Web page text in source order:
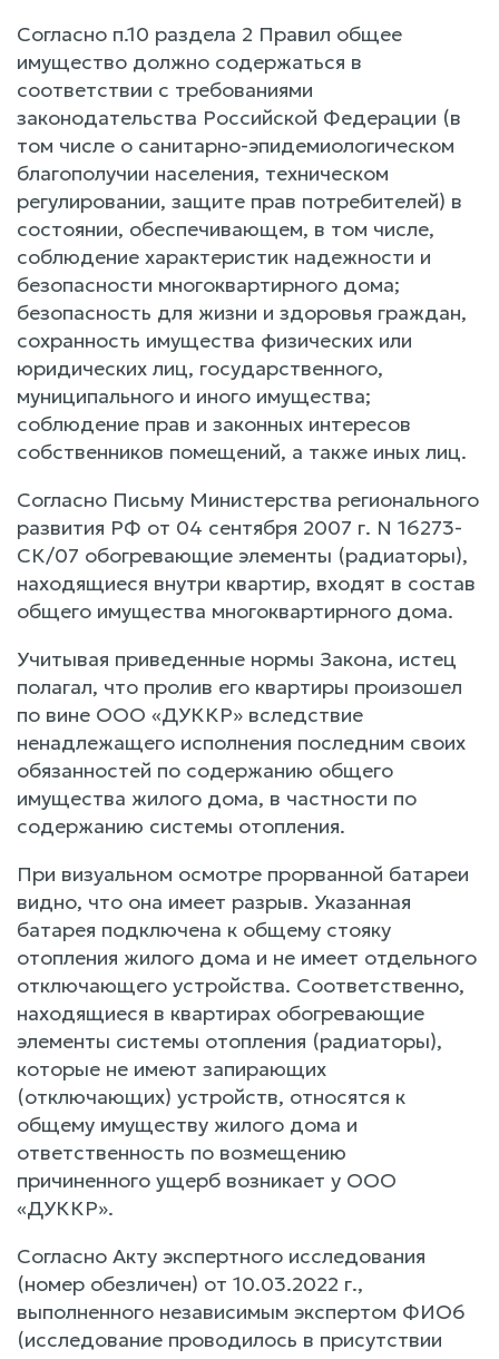
Согласно п.10 раздела 2 Правил общее
имущество должно содержаться в
соответствии с требованиями
законодательства Российской Федерации (в
том числе о санитарно-эпидемиологическом
благополучии населения, техническом
регулировании, защите прав потребителей) в
состоянии, обеспечивающем, в том числе,
соблюдение характеристик надежности и
безопасности многоквартирного дома;
безопасность для жизни и здоровья граждан,
сохранность имущества физических или
юридических лиц, государственного,
муниципального и иного имущества;
соблюдение прав и законных интересов
собственников помещений, а также иных лиц.
Согласно Письму Министерства регионального
развития РФ от 04 сентября 2007 г. N 16273-
СК/07 обогревающие элементы (радиаторы),
находящиеся внутри квартир, входят в состав
общего имущества многоквартирного дома.
Учитывая приведенные нормы Закона, истец
полагал, что пролив его квартиры произошел
по вине ООО «ДУККР» вследствие
ненадлежащего исполнения последним своих
обязанностей по содержанию общего
имущества жилого дома, в частности по
содержанию системы отопления.
При визуальном осмотре прорванной батареи
видно, что она имеет разрыв. Указанная
батарея подключена к общему стояку
отопления жилого дома и не имеет отдельного
отключающего устройства. Соответственно,
находящиеся в квартирах обогревающие
элементы системы отопления (радиаторы),
которые не имеют запирающих
(отключающих) устройств, относятся к
общему имуществу жилого дома и
ответственность по возмещению
причиненного ущерб возникает у ООО
«ДУККР».
Согласно Акту экспертного исследования
(номер обезличен) от 10.03.2022 г.,
выполненного независимым экспертом ФИО6
(исследование проводилось в присутствии